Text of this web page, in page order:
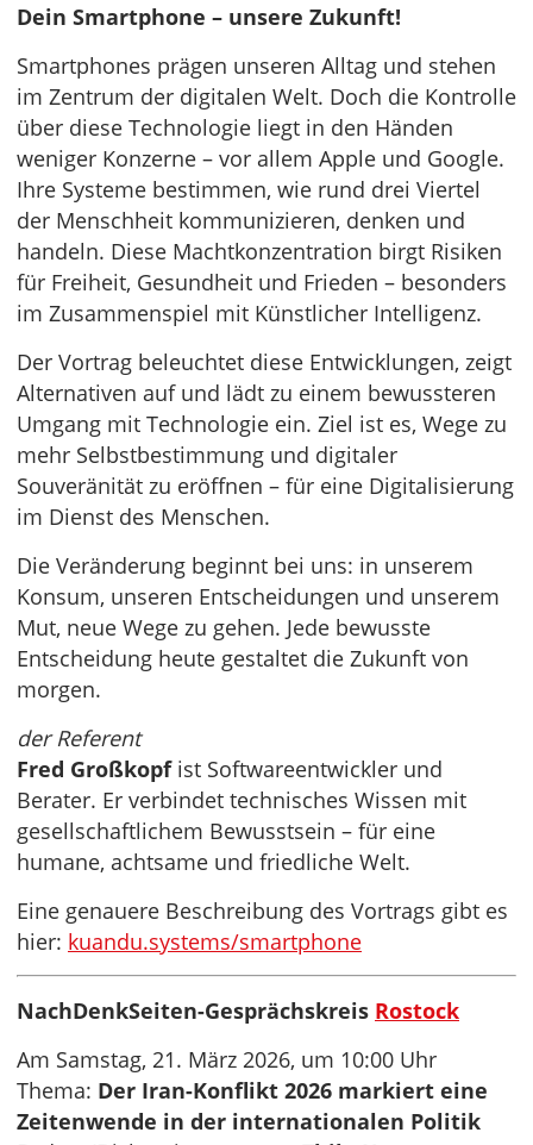
Dein Smartphone – unsere Zukunft!
Smartphones prägen unseren Alltag und stehen
im Zentrum der digitalen Welt. Doch die Kontrolle
über diese Technologie liegt in den Händen
weniger Konzerne – vor allem Apple und Google.
Ihre Systeme bestimmen, wie rund drei Viertel
der Menschheit kommunizieren, denken und
handeln. Diese Machtkonzentration birgt Risiken
für Freiheit, Gesundheit und Frieden – besonders
im Zusammenspiel mit Künstlicher Intelligenz.
Der Vortrag beleuchtet diese Entwicklungen, zeigt
Alternativen auf und lädt zu einem bewussteren
Umgang mit Technologie ein. Ziel ist es, Wege zu
mehr Selbstbestimmung und digitaler
Souveränität zu eröffnen – für eine Digitalisierung
im Dienst des Menschen.
Die Veränderung beginnt bei uns: in unserem
Konsum, unseren Entscheidungen und unserem
Mut, neue Wege zu gehen. Jede bewusste
Entscheidung heute gestaltet die Zukunft von
morgen.
der Referent
Fred Großkopfist Softwareentwickler und
Berater. Er verbindet technisches Wissen mit
gesellschaftlichem Bewusstsein – für eine
humane, achtsame und friedliche Welt.
Eine genauere Beschreibung des Vortrags gibt es
hier: kuandu.systems/smartphone
NachDenkSeiten-Gesprächskreis Rostock
Am Samstag, 21. März 2026, um 10:00 Uhr
Thema: Der Iran-Konflikt 2026 markiert eine
Zeitenwende in der internationalen Politik